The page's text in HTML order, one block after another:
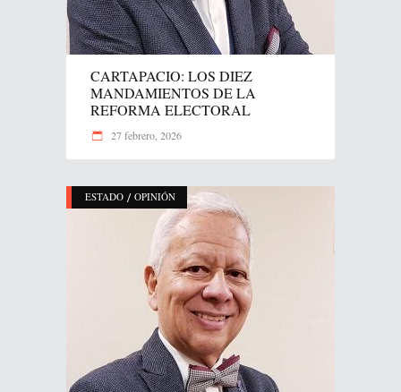
CARTAPACIO: LOS DIEZ
MANDAMIENTOS DE LA
REFORMA ELECTORAL
27 febrero, 2026
ESTADO / OPINIÓN